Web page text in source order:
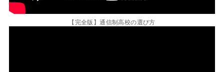
【完全版】通信制高校の選び方